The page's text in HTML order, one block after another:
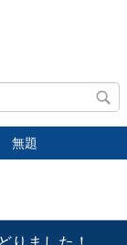
無題